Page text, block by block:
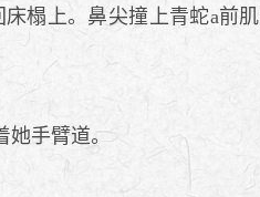
榻上。鼻尖撞上青蛇a前
她手臂道。